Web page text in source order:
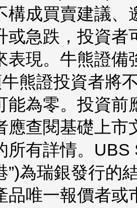
構成買賣建議
或急跌，投資者
表現。牛熊證備
熊證投資者將
能為零。投資
應查閱基礎上
所有詳情。UBS
”)為瑞銀發行的
品唯一報價者或